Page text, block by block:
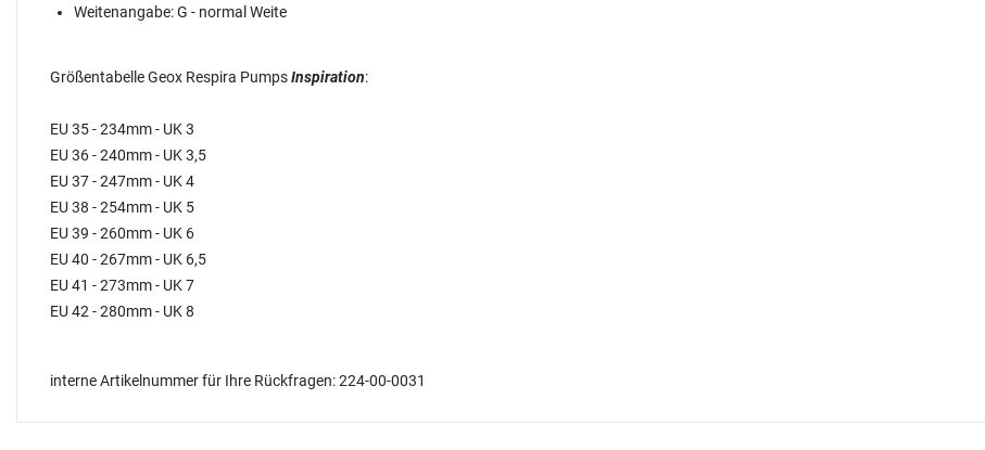
Weitenangabe:G - normal Weite
Größentabelle Geox Respira PumpsInspiration:
EU 35 - 234mm - UK 3
EU 36 - 240mm - UK 3,5
EU 37 - 247mm - UK 4
EU 38 - 254mm - UK 5
EU 39 - 260mm - UK 6
EU 40 - 267mm - UK 6,5
EU 41 - 273mm - UK 7
EU 42 - 280mm - UK 8
interne Artikelnummer für Ihre Rückfragen: 224-00-0031